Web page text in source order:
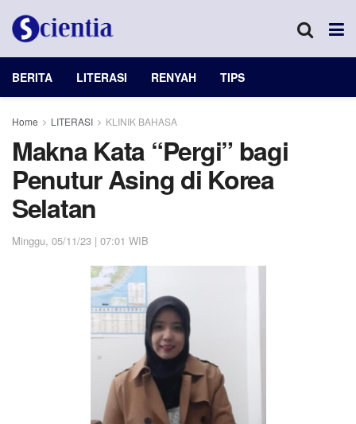
BERITA LITERASI RENYAH TIPS
Home LITERASI KLINIK BAHASA
Makna Kata “Pergi” bagi
Penutur Asing di Korea
Selatan
Minggu, 05/11/23 | 07:01 WIB